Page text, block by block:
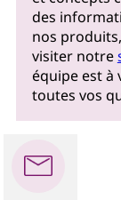
des
nos
visiter notre
équipe est
toutes vos